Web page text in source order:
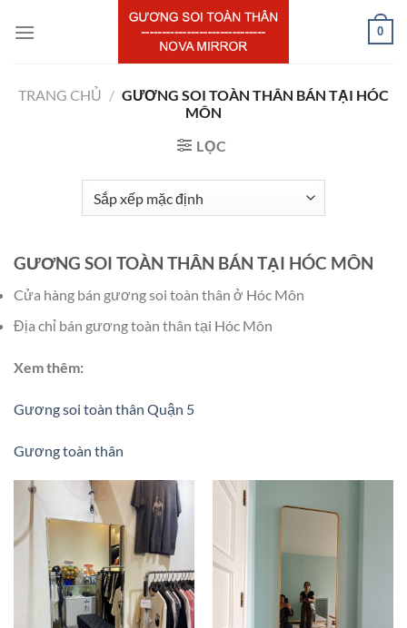
đến
0
TRANG CHỦ / GƯƠNG SOI TOÀN THÂN BÁN TẠI HÓC
MÔN
LỌC
GƯƠNG SOI TOÀN THÂN BÁN TẠI HÓC MÔN
Cửa hàng bán gương soi toàn thân ở Hóc Môn
Địa chỉ bán gương toàn thân tại Hóc Môn
Xem thêm:
Gương soi toàn thân Quận 5
Gương toàn thân